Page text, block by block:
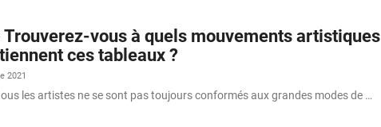
Trouverez-vous à quels mouvements artistiques
ces tableaux ?
2021
les artistes ne se sont pas toujours conformés aux grandes modes de …